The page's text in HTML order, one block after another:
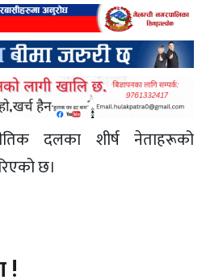
दलका शीर्ष नेताहरूको
छ।
!